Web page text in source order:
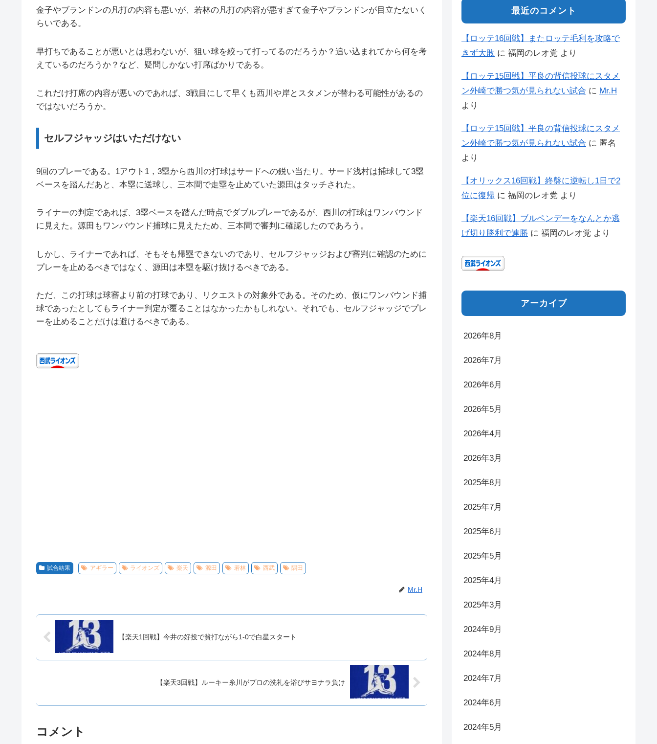
金子やブランドンの凡打の内容も悪いが、若林の凡打の内容が悪すぎて金子やブランドンが目立たないく
らいである。
早打ちであることが悪いとは思わないが、狙い球を絞って打ってるのだろうか？追い込まれてから何を考
えているのだろうか？など、疑問しかない打席ばかりである。
これだけ打席の内容が悪いのであれば、3戦目にして早くも西川や岸とスタメンが替わる可能性があるの
ではないだろうか。
セルフジャッジはいただけない
9回のプレーである。1アウト1，3塁から西川の打球はサードへの鋭い当たり。サード浅村は捕球して3塁
ベースを踏んだあと、本塁に送球し、三本間で走塁を止めていた源田はタッチされた。
ライナーの判定であれば、3塁ベースを踏んだ時点でダブルプレーであるが、西川の打球はワンバウンド
に見えた。源田もワンバウンド捕球に見えたため、三本間で審判に確認したのであろう。
しかし、ライナーであれば、そもそも帰塁できないのであり、セルフジャッジおよび審判に確認のために
プレーを止めるべきではなく、源田は本塁を駆け抜けるべきである。
ただ、この打球は球審より前の打球であり、リクエストの対象外である。そのため、仮にワンバウンド捕
球であったとしてもライナー判定が覆ることはなかったかもしれない。それでも、セルフジャッジでプレ
ーを止めることだけは避けるべきである。
試合結果 アギラー ライオンズ 楽天 源田 若林 西武 隅田
Mr.H
【楽天1回戦】今井の好投で貧打ながら1-0で白星スタート
【楽天3回戦】ルーキー糸川がプロの洗礼を浴びサヨナラ負け
コメント
最近のコメント
【ロッテ16回戦】またロッテ毛利を攻略で
きず大敗 に 福岡のレオ党 より
【ロッテ15回戦】平良の背信投球にスタメ
ン外崎で勝つ気が見られない試合 に Mr.H
より
【ロッテ15回戦】平良の背信投球にスタメ
ン外崎で勝つ気が見られない試合 に 匿名
より
【オリックス16回戦】終盤に逆転し1日で2
位に復帰 に 福岡のレオ党 より
【楽天16回戦】ブルペンデーをなんとか逃
げ切り勝利で連勝 に 福岡のレオ党 より
アーカイブ
2026年8月
2026年7月
2026年6月
2026年5月
2026年4月
2026年3月
2025年8月
2025年7月
2025年6月
2025年5月
2025年4月
2025年3月
2024年9月
2024年8月
2024年7月
2024年6月
2024年5月